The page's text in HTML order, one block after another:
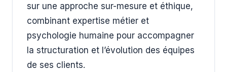
sur une approche sur-mesure et éthique,
combinant expertise métier et
psychologie humaine pour accompagner
la structuration et l’évolution des équipes
de ses clients.